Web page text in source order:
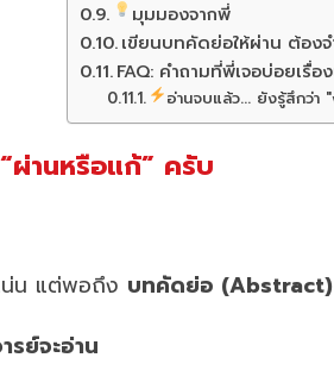
มุมมองจากพี่
เขียนบทคัดย่อให้ผ่าน ต้องจ
FAQ: คำถามที่พี่เจอบ่อยเรื่
อ่านจบแล้ว... ยังรู้สึกว่า
ผ่านหรือแก้” ครับ
น่น แต่พอถึง บทคัดย่อ (Abstract)
รย์จะอ่าน